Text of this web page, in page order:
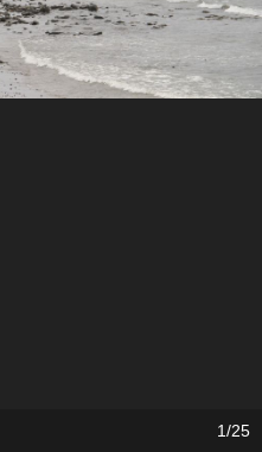
1/25